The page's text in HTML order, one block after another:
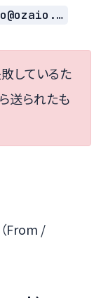
しているた
送られたも
From /